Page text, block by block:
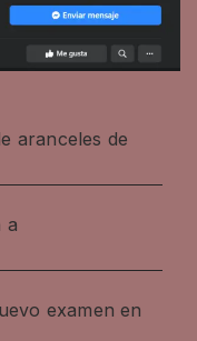
aranceles de
a
examen en